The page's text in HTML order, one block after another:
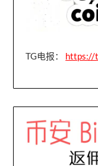
TG电报： https://